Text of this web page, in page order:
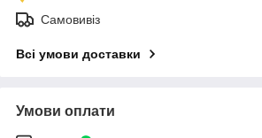
Самовивіз
Всі умови доставки
Умови оплати